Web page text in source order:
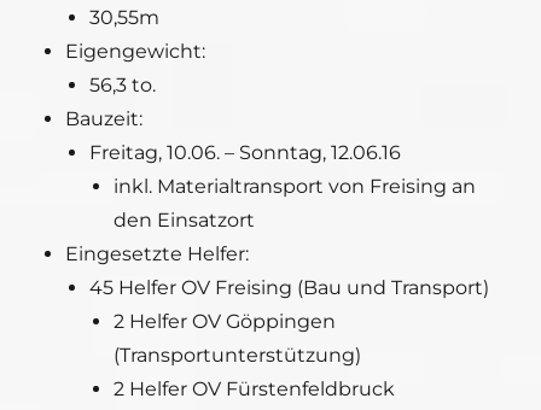
30,55m
Eigengewicht:
56,3 to.
Bauzeit:
Freitag, 10.06. – Sonntag, 12.06.16
inkl. Materialtransport von Freising an
den Einsatzort
Eingesetzte Helfer:
45 Helfer OV Freising (Bau und Transport)
2 Helfer OV Göppingen
(Transportunterstützung)
2 Helfer OV Fürstenfeldbruck